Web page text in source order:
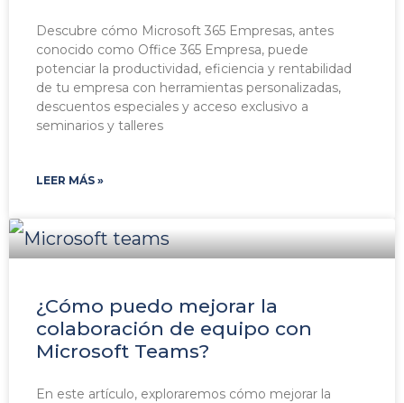
Descubre cómo Microsoft 365 Empresas, antes
conocido como Office 365 Empresa, puede
potenciar la productividad, eficiencia y rentabilidad
de tu empresa con herramientas personalizadas,
descuentos especiales y acceso exclusivo a
seminarios y talleres
LEER MÁS »
¿Cómo puedo mejorar la
colaboración de equipo con
Microsoft Teams?
En este artículo, exploraremos cómo mejorar la